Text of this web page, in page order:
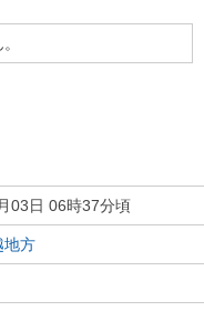
03日 06時37分頃
地方